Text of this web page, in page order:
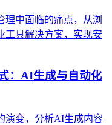
理中面临的痛点，从浏
工具解决方案，实现安
：AI生成与自动化
演变，分析AI生成内容